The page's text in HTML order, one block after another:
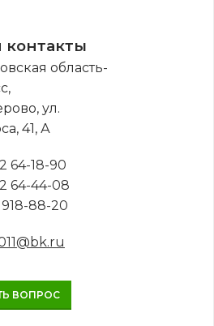
область-
ул.
41, А
64-18-90
64-44-08
88-20
ВОПРОС